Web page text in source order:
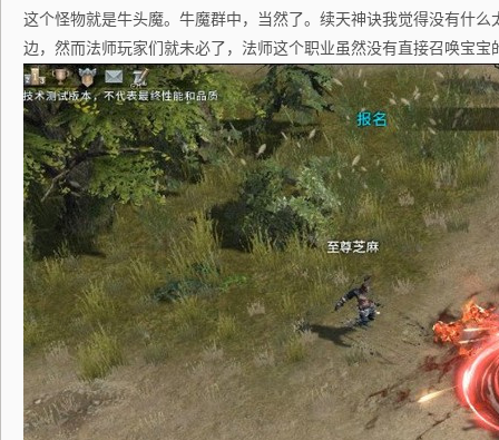
这个怪物就是牛头魔。牛魔群中，当然了。续天神诀我觉得没有什么
边，然而法师玩家们就未必了，法师这个职业虽然没有直接召唤宝宝